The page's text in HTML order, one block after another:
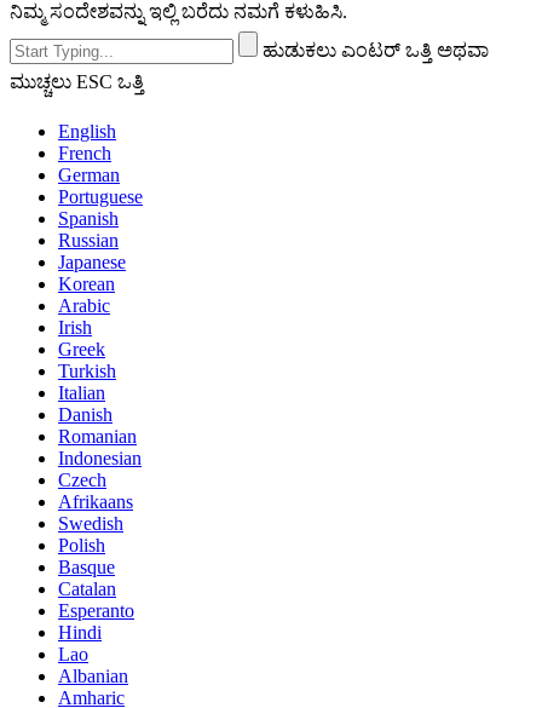
ನಿಮ್ಮ ಸಂದೇಶವನ್ನು ಇಲ್ಲಿ ಬರೆದು ನಮಗೆ ಕಳುಹಿಸಿ.
ಹುಡುಕಲು ಎಂಟರ್ ಒತ್ತಿ ಅಥವಾ
ಮುಚ್ಚಲು ESC ಒತ್ತಿ
English
French
German
Portuguese
Spanish
Russian
Japanese
Korean
Arabic
Irish
Greek
Turkish
Italian
Danish
Romanian
Indonesian
Czech
Afrikaans
Swedish
Polish
Basque
Catalan
Esperanto
Hindi
Lao
Albanian
Amharic